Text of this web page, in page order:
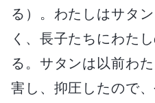
る）。わたしはサタ
く、長子たちにわた
る。サタンは以前わ
害し、抑圧したので